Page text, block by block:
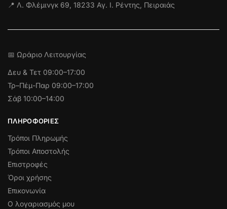
📍 Λ. Φλέμινγκ 69, 18233 Αγ. Ι. Ρέντης, Πειραιάς
📅 Ωράριο Λειτουργίας
Δευ & Τετ 09:00–17:00
Τρ–Πέμ-Παρ 09:00–17:00
Σάβ 10:00–14:00
ΠΛΗΡΟΦΟΡΊΕΣ
Τρόποι Πληρωμής
Τρόποι Αποστολής
Επιστροφές
Όροι χρήσης
Επικονωνία
Ο λογαριασμός μου